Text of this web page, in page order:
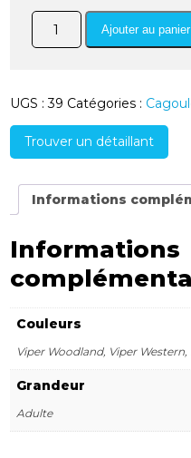
quantité
Cagoule
Léger)
Ajouter au panier
UGS :39 Catégories :
Trouver un détaillant
Informations
Informations
Couleurs
Viper Woodland, Viper
Grandeur
Adulte